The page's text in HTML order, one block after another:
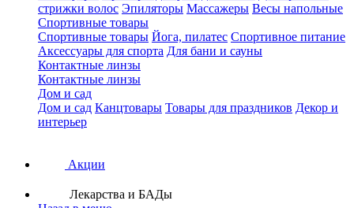
стрижки волос Эпиляторы Массажеры Весы напольные
Спортивные товары
Спортивные товары Йога, пилатес Спортивное питание
Аксессуары для спорта Для бани и сауны
Контактные линзы
Контактные линзы
Дом и сад
Дом и сад Канцтовары Товары для праздников Декор и
интерьер
Акции
Лекарства и БАДы